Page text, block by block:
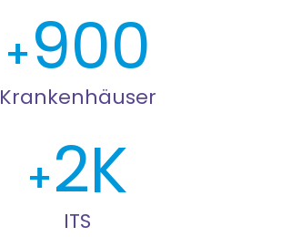
900
Krankenhäuser
2
ITS